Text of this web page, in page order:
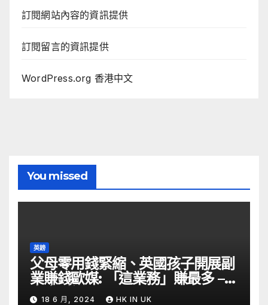
訂閱網站內容的資訊提供
訂閱留言的資訊提供
WordPress.org 香港中文
You missed
英鎊
父母零用錢緊縮、英國孩子開展副
業賺錢歐媒: 「這業務」賺最多 –
自由財經
18 6 月, 2024 HK IN UK